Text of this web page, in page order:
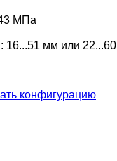
МПа
16...51 мм или 22...60
конфигурацию